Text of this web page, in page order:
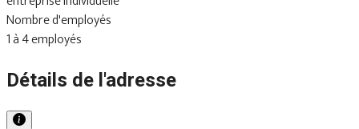
Nombre d'employés
1 à 4 employés
Détails de l'adresse